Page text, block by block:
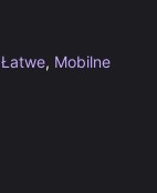
Łatwe, Mobilne